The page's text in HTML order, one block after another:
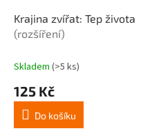
Krajina zvířat: Tep života
(rozšíření)
Skladem (>5 ks)
125 Kč
Do košíku